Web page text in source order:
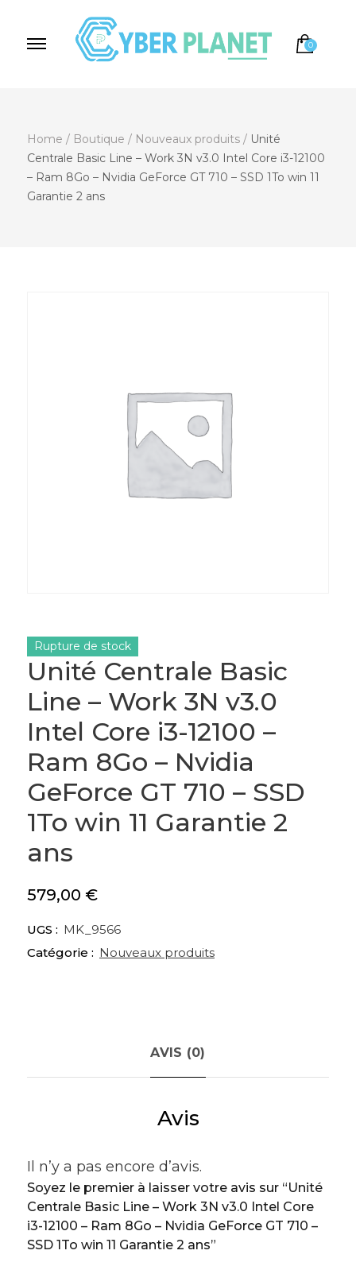
0
Home / Boutique / Nouveaux produits / Unité
Centrale Basic Line – Work 3N v3.0 Intel Core i3-12100
– Ram 8Go – Nvidia GeForce GT 710 – SSD 1To win 11
Garantie 2 ans
Unité Centrale Basic
Line – Work 3N v3.0
Intel Core i3-12100 –
Ram 8Go – Nvidia
GeForce GT 710 – SSD
1To win 11 Garantie 2
ans
579,00 €
Rupture de stock
UGS : MK_9566
Catégorie : Nouveaux produits
AVIS (0)
Avis
Il n’y a pas encore d’avis.
Soyez le premier à laisser votre avis sur “Unité
Centrale Basic Line – Work 3N v3.0 Intel Core
i3-12100 – Ram 8Go – Nvidia GeForce GT 710 –
SSD 1To win 11 Garantie 2 ans”